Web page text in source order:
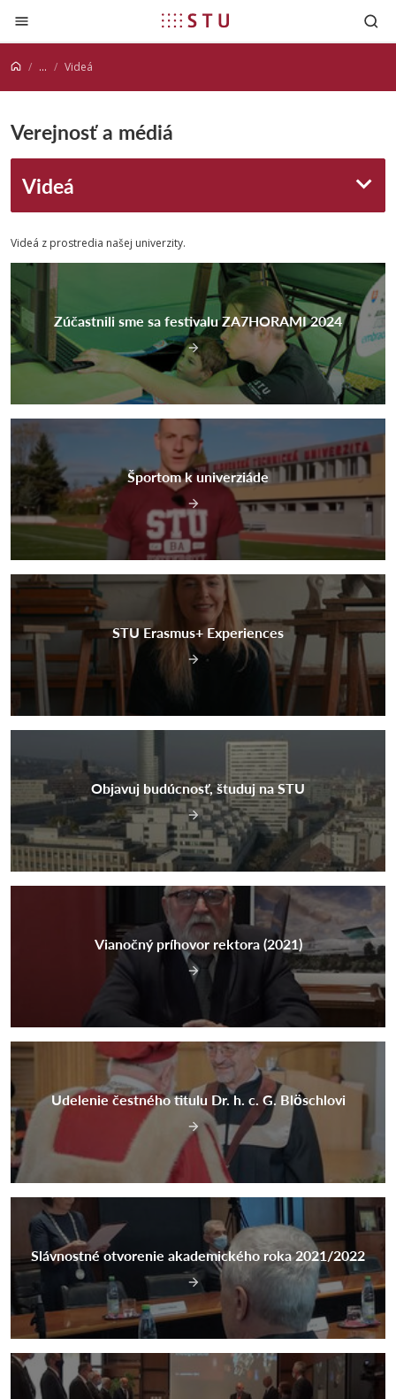
Prejsť na obsah
... Videá
Verejnosť a médiá
Videá
Videá z prostredia našej univerzity.
Zúčastnili sme sa festivalu ZA7HORAMI 2024
Športom k univerziáde
STU Erasmus+ Experiences
Objavuj budúcnosť, študuj na STU
Vianočný príhovor rektora (2021)
Udelenie čestného titulu Dr. h. c. G. Blöschlovi
Slávnostné otvorenie akademického roka 2021/2022